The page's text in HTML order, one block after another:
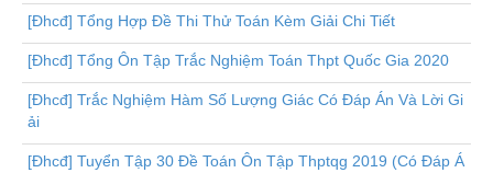
[Đhcđ] Tổng Hợp Đề Thi Thử Toán Kèm Giải Chi Tiết
[Đhcđ] Tổng Ôn Tập Trắc Nghiệm Toán Thpt Quốc Gia 2020
[Đhcđ] Trắc Nghiệm Hàm Số Lượng Giác Có Đáp Án Và Lời Gi
ải
[Đhcđ] Tuyển Tập 30 Đề Toán Ôn Tập Thptqg 2019 (Có Đáp Á